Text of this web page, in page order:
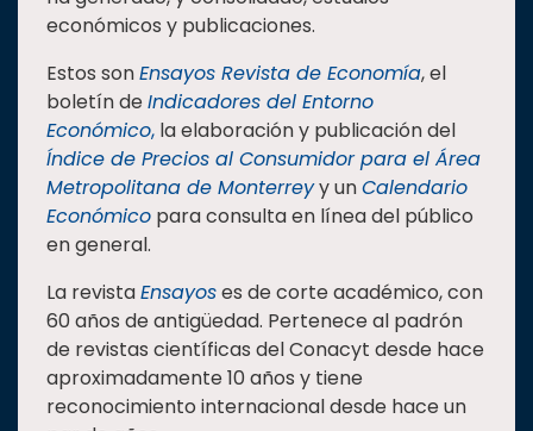
económicos y publicaciones.
Estos sonEnsayos Revista de Economía, el
boletín deIndicadores del Entorno
Económico, la elaboración y publicación del
Índice de Precios al Consumidor para el Área
Metropolitana de Monterreyy unCalendario
Económico para consulta en línea del público
en general.
La revistaEnsayoses de corte académico, con
60 años de antigüedad. Pertenece al padrón
de revistas científicas del Conacyt desde hace
aproximadamente 10 años y tiene
reconocimiento internacional desde hace un